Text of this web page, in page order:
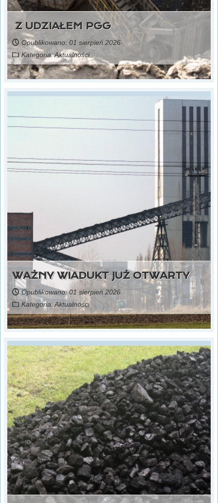
Z UDZIAŁEM PGG
Opublikowano: 01 sierpień 2026
Kategoria:Aktualności
WAŻNY WIADUKT JUŻ OTWARTY
Opublikowano: 01 sierpień 2026
Kategoria:Aktualności